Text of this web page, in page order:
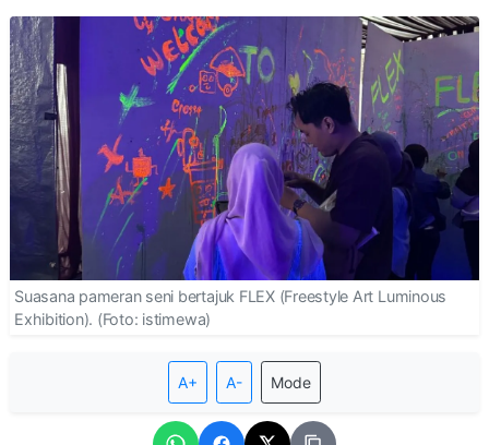
Suasana pameran seni bertajuk FLEX (Freestyle Art Luminous
Exhibition). (Foto: istimewa)
A+ A- Mode